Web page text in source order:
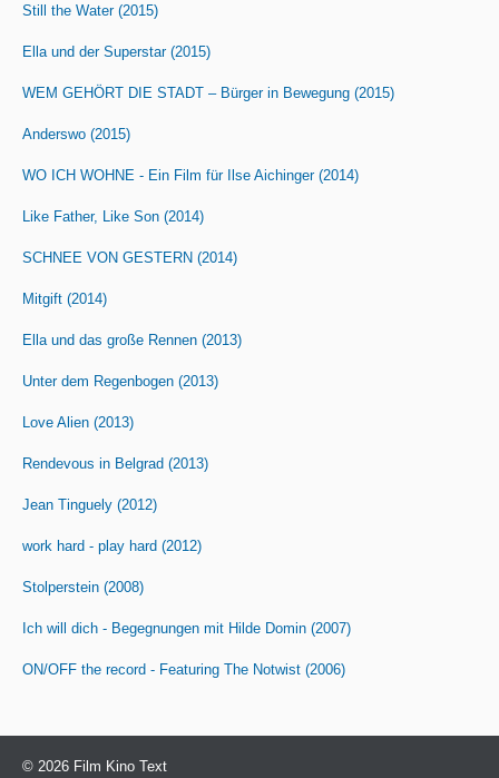
Still the Water (2015)
Ella und der Superstar (2015)
WEM GEHÖRT DIE STADT – Bürger in Bewegung (2015)
Anderswo (2015)
WO ICH WOHNE - Ein Film für Ilse Aichinger (2014)
Like Father, Like Son (2014)
SCHNEE VON GESTERN (2014)
Mitgift (2014)
Ella und das große Rennen (2013)
Unter dem Regenbogen (2013)
Love Alien (2013)
Rendevous in Belgrad (2013)
Jean Tinguely (2012)
work hard - play hard (2012)
Stolperstein (2008)
Ich will dich - Begegnungen mit Hilde Domin (2007)
ON/OFF the record - Featuring The Notwist (2006)
© 2026 Film Kino Text